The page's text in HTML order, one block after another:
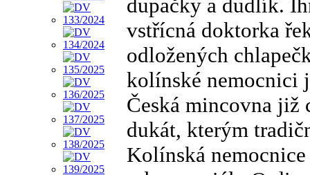
dupačky a dudlík.
vstřícná doktorka
odložených
kolínské nemocnici
Česká mincovna již
dukát, kterým
Kolínská